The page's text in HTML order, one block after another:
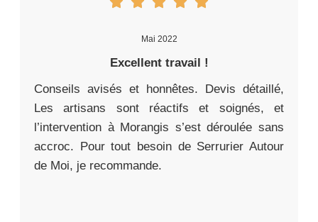
Mai 2022
Excellent travail !
Conseils avisés et honnêtes. Devis détaillé,
Les artisans sont réactifs et soignés, et
l’intervention à Morangis s’est déroulée sans
accroc. Pour tout besoin de Serrurier Autour
de Moi, je recommande.